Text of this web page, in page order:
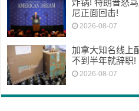
尼正面回击!
2026-08-07
加拿大知名线上
不到半年就辞职!
2026-08-07